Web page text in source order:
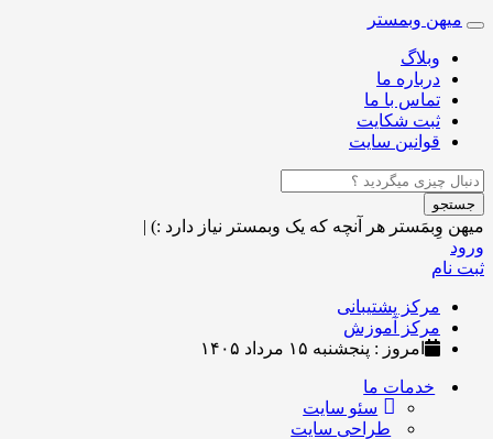
Toggle
navigation
میهن وبمستر
وبلاگ
درباره ما
تماس با ما
ثبت شکایت
قوانین سایت
جستجو
میهن وِبمَستر هر آنچه که یک وبمستر نیاز دارد :) |
ورود
ثبت نام
مرکز پشتیبانی
مرکز آموزش
امروز : پنجشنبه ۱۵ مرداد ۱۴۰۵
خدمات ما
سئو سایت
طراحی سایت